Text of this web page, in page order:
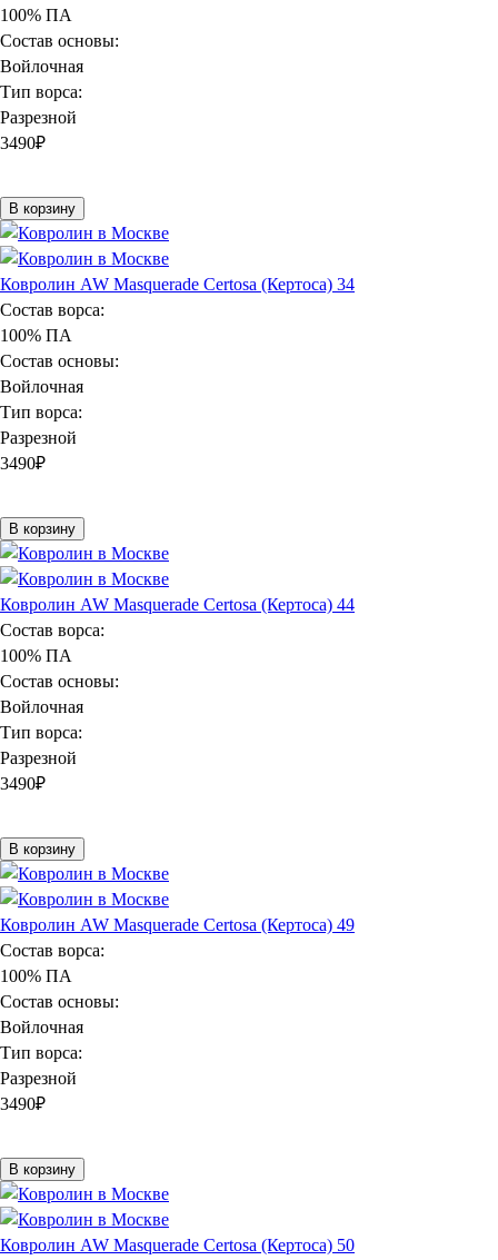
100% ПА
Состав основы:
Войлочная
Тип ворса:
Разрезной
3490₽
В корзину
Ковролин AW Masquerade Certosa (Кертоса) 34
Состав ворса:
100% ПА
Состав основы:
Войлочная
Тип ворса:
Разрезной
3490₽
В корзину
Ковролин AW Masquerade Certosa (Кертоса) 44
Состав ворса:
100% ПА
Состав основы:
Войлочная
Тип ворса:
Разрезной
3490₽
В корзину
Ковролин AW Masquerade Certosa (Кертоса) 49
Состав ворса:
100% ПА
Состав основы:
Войлочная
Тип ворса:
Разрезной
3490₽
В корзину
Ковролин AW Masquerade Certosa (Кертоса) 50